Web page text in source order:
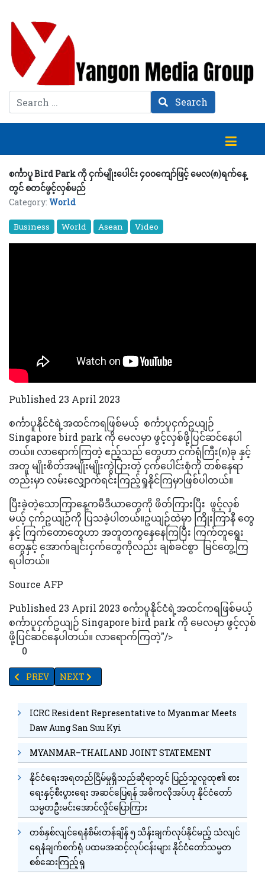
Search Search
စင်္ကာပူ Bird Park ကို ငှက်မျိုးပေါင်း ၄၀၀ကျော်ဖြင့် မေလ(၈)ရက်နေ့
တွင် စတင်ဖွင့်လှစ်မည်
Category: World
Business World Asean Video
Published 23 April 2023
စင်္ကာပူနိုင်ငံရဲ့အထင်ကရဖြစ်မယ့် စင်္ကာပူငှက်ဥယျဉ်
Singapore bird park ကို မေလမှာ ဖွင့်လှစ်ဖို့ပြင်ဆင်နေပါ
တယ်။ လာရောက်ကြတဲ့ ဧည့်သည် တွေဟာ ငှက်ရုံကြီး(၈)ခု နှင့်
အတူ မျိုးစိတ်အမျိုးမျိုးကွဲပြားတဲ့ ငှက်ပေါင်းစုံကို တစ်နေရာ
တည်းမှာ လမ်းလျှောက်ရင်းကြည့်ရှုနိုင်ကြမှာဖြစ်ပါတယ်။
ပြီးခဲ့တဲ့သောကြာနေ့ကမီဒီယာတွေကို ဖိတ်ကြားပြီး ဖွင့်လှစ်
မယ့် ငှက်ဥယျဉ်ကို ပြသခဲ့ပါတယ်။ဥယျဉ်ထဲမှာ ကြိုးကြာနီ တွေ
နှင့် ကြက်တောတွေဟာ အတူတကွနေနေကြပြီး ကြက်တူရွေး
တွေနှင့် အောက်ချင်းငှက်တွေကိုလည်း ချစ်ခင်စွာ မြင်တွေ့ကြ
ရပါတယ်။
Source AFP
Published 23 April 2023 စင်္ကာပူနိုင်ငံရဲ့အထင်ကရဖြစ်မယ့်
စင်္ကာပူငှက်ဥယျဉ် Singapore bird park ကို မေလမှာ ဖွင့်လှစ်
ဖို့ပြင်ဆင်နေပါတယ်။ လာရောက်ကြတဲ့"/>
0
PREVIOUS ARTICLE: အနံ့ဆိုးသော်ငြား ကျန်းမာရေးအကျိုးကျ
PREV NEXT ARTICLE: ဒုတိယကမ္ဘာစစ်အတွင်း အမေရိကန်
NEXT
ICRC Resident Representative to Myanmar Meets
Daw Aung San Suu Kyi
MYANMAR–THAILAND JOINT STATEMENT
နိုင်ငံရေးအရတည်ငြိမ်မှုရှိသည်ဆိုရာတွင် ပြည်သူလူထု၏ စား
ရေးနှင့်စီးပွားရေး အဆင်ပြေရန် အဓိကလိုအပ်ဟု နိုင်ငံတော်
သမ္မတဦးမင်းအောင်လှိုင်ပြောကြား
တစ်နှစ်လျင်ရေနံစိမ်းတန်ချိန် ၅ သိန်းချက်လုပ်နိုင်မည့် သံလျင်
ရေနံချက်စက်ရုံ ပထမအဆင့်လုပ်ငန်းများ နိုင်ငံတော်သမ္မတ
စစ်ဆေးကြည့်ရှု